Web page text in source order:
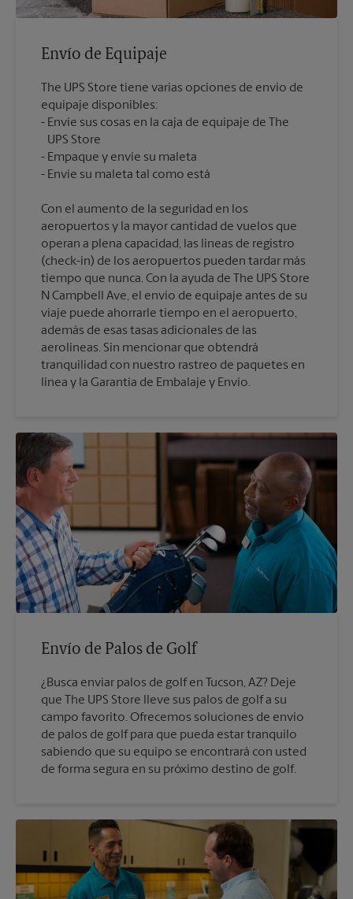
Envío de Equipaje
The UPS Store tiene varias opciones de envío de
equipaje disponibles:
Envíe sus cosas en la caja de equipaje de The
UPS Store
Empaque y envíe su maleta
Con el aumento de la seguridad en los
aeropuertos y la mayor cantidad de vuelos que
operan a plena capacidad, las líneas de registro
(check-in) de los aeropuertos pueden tardar más
tiempo que nunca. Con la ayuda de The UPS Store
N Campbell Ave, el envío de equipaje antes de su
viaje puede ahorrarle tiempo en el aeropuerto,
además de esas tasas adicionales de las
aerolíneas. Sin mencionar que obtendrá
tranquilidad con nuestro rastreo de paquetes en
línea y la Garantía de Embalaje y Envío.
Envío de Palos de Golf
¿Busca enviar palos de golf en Tucson, AZ? Deje
que The UPS Store lleve sus palos de golf a su
campo favorito. Ofrecemos soluciones de envío
de palos de golf para que pueda estar tranquilo
sabiendo que su equipo se encontrará con usted
de forma segura en su próximo destino de golf.